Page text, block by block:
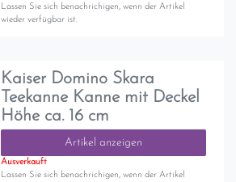
Lassen Sie sich benachrichigen, wenn der Artikel
wieder verfügbar ist.
Kaiser Domino Skara
Teekanne Kanne mit Deckel
Höhe ca. 16 cm
Artikel anzeigen
Ausverkauft
Lassen Sie sich benachrichigen, wenn der Artikel